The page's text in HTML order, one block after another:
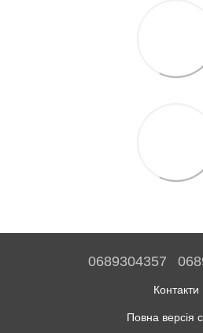
0689304357
Контакти
Повна версія